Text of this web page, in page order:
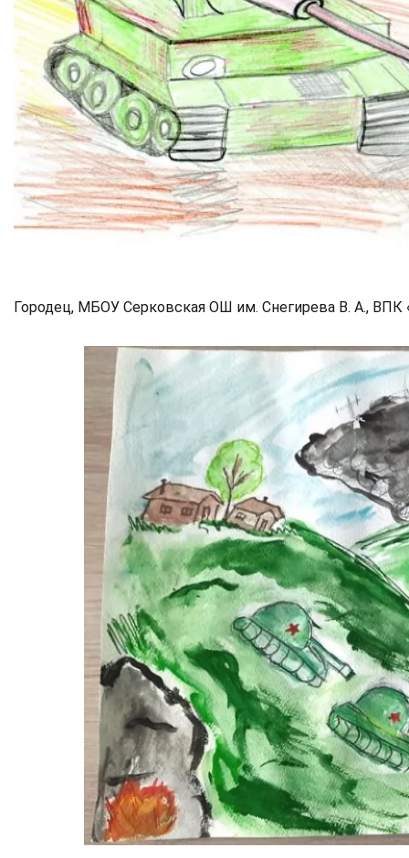
Городец, МБОУ Серковская ОШ им. Снегирева В. А., ВПК